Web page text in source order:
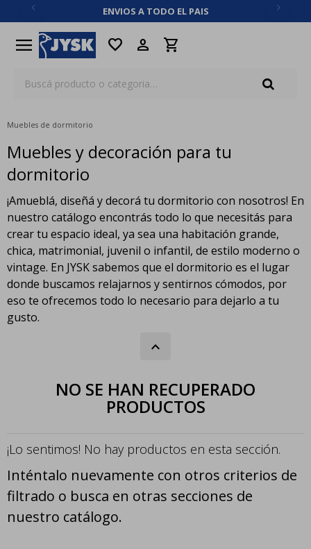
ENVIOS A TODO EL PAIS
menu favorite
Muebles de dormitorio
Muebles y decoración para tu
dormitorio
¡Amueblá, diseñá y decorá tu dormitorio con nosotros! En
nuestro catálogo encontrás todo lo que necesitás para
crear tu espacio ideal, ya sea una habitación grande,
chica, matrimonial, juvenil o infantil, de estilo moderno o
vintage. En JYSK sabemos que el dormitorio es el lugar
donde buscamos relajarnos y sentirnos cómodos, por
eso te ofrecemos todo lo necesario para dejarlo a tu
gusto.
NO SE HAN RECUPERADO
PRODUCTOS
¡Lo sentimos! No hay productos en esta sección.
Inténtalo nuevamente con otros criterios de
filtrado o busca en otras secciones de
nuestro catálogo.
close